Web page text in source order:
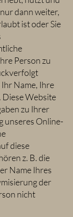
dann weiter,
ist oder Sie
Person zu
Name, Ihre
Diese Website
zu Ihrer
unseres Online-
diese
z. B. die
Name Ihres
der
nicht